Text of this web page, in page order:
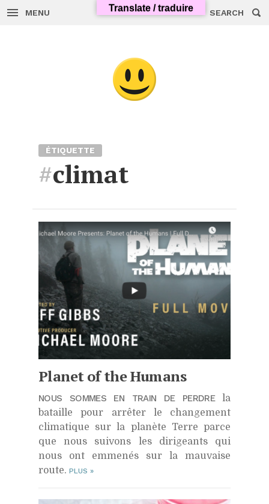
MENU SEARCH
ÉTIQUETTE
#climat
Planet of the Humans
NOUS SOMMES EN TRAIN DE PERDREla
bataille pour arrêter le changement
climatique sur la planète Terre parce
que nous suivons les dirigeants qui
nous ont emmenés sur la mauvaise
route. PLUS »
Translate / traduire